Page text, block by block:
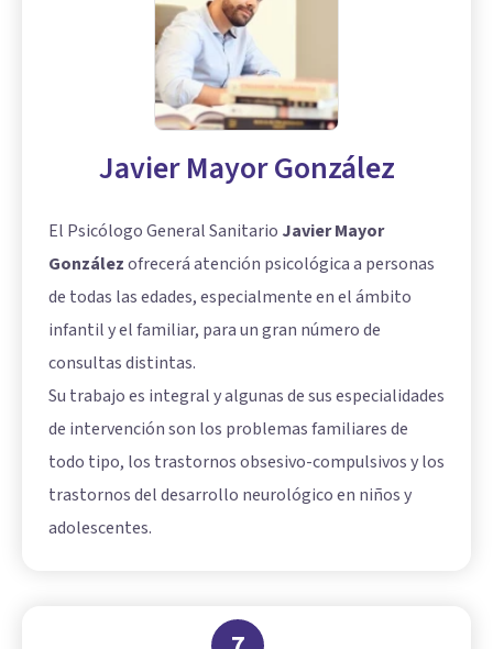
Javier Mayor González
El Psicólogo General Sanitario Javier Mayor
Gonzálezofrecerá atención psicológica a personas
de todas las edades, especialmente en el ámbito
infantil y el familiar, para un gran número de
consultas distintas.
Su trabajo es integral y algunas de sus especialidades
de intervención son los problemas familiares de
todo tipo, los trastornos obsesivo-compulsivos y los
trastornos del desarrollo neurológico en niños y
adolescentes.